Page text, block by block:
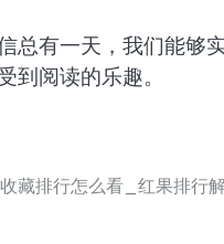
总有一天，我们能够
阅读的乐趣。
藏排行怎么看_红果排行